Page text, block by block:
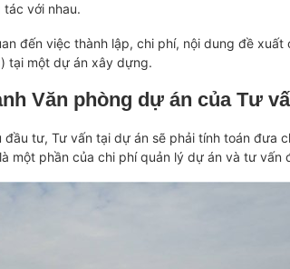
với nhau.
đến việc thành lập, chi phí, nội dung đề xuất
tại một dự án xây dựng.
Văn phòng dự án của Tư
tư, Tư vấn tại dự án sẽ phải tính toán đưa
một phần của chi phí quản lý dự án và tư vấn